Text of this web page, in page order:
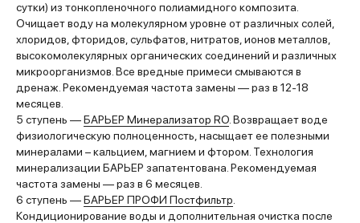
сутки) из тонкопленочного полиамидного композита.
Очищает воду на молекулярном уровне от различных солей,
хлоридов, фторидов, сульфатов, нитратов, ионов металлов,
высокомолекулярных органических соединений и различных
микроорганизмов. Все вредные примеси смываются в
дренаж. Рекомендуемая частота замены — раз в 12-18
месяцев.
5 ступень —БАРЬЕР Минерализатор RO . Возвращает воде
физиологическую полноценность, насыщает ее полезными
минералами – кальцием, магнием и фтором. Технология
минерализации БАРЬЕР запатентована. Рекомендуемая
частота замены — раз в 6 месяцев.
6 ступень —БАРЬЕР ПРОФИ Постфильтр
Кондиционирование воды и дополнительная очистка после